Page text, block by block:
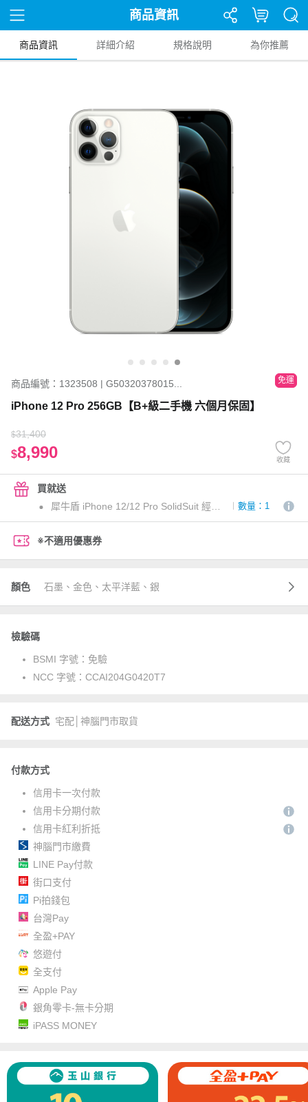
商品資訊
商品資訊 詳細介紹 規格說明 為你推薦
商品編號：1323508 | G50320378015... 免運
iPhone 12 Pro 256GB【B+級二手機 六個月保固】
$31,400
$8,990 收藏
買就送
犀牛盾 iPhone 12/12 Pro SolidSuit 經典黑
數量：1
※不適用優惠券
顏色 石墨、金色、太平洋藍、銀
檢驗碼
BSMI 字號： 免驗
NCC 字號： CCAI204G0420T7
配送方式 宅配│神腦門市取貨
付款方式
信用卡一次付款
信用卡分期付款
信用卡紅利折抵
神腦門市繳費
LINE Pay付款
街口支付
Pi拍錢包
台灣Pay
全盈+PAY
悠遊付
全支付
Apple Pay
銀角零卡-無卡分期
iPASS MONEY